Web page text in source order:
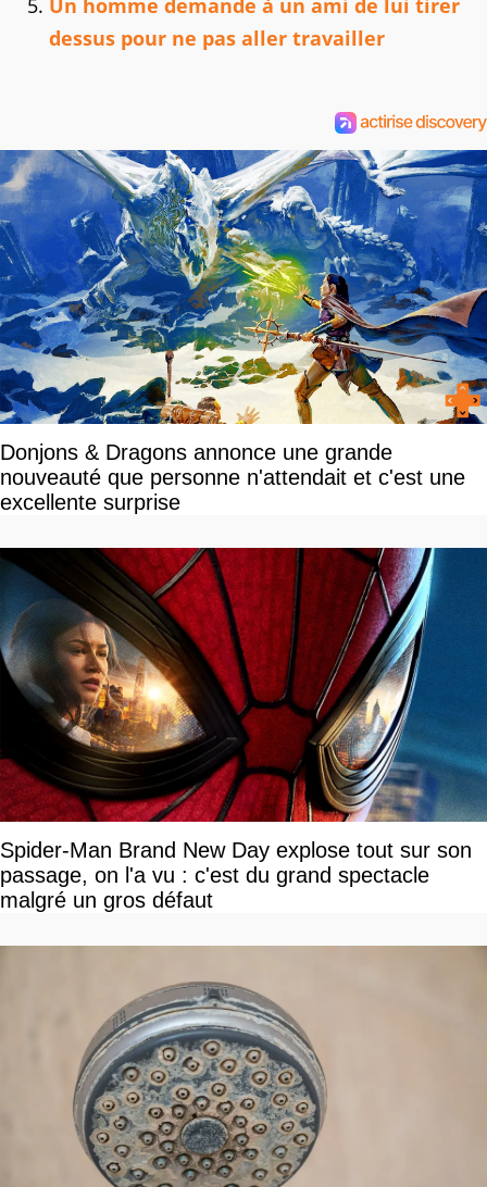
Un homme demande à un ami de lui tirer
dessus pour ne pas aller travailler
Donjons & Dragons annonce une grande
nouveauté que personne n'attendait et c'est une
excellente surprise
Spider-Man Brand New Day explose tout sur son
passage, on l'a vu : c'est du grand spectacle
malgré un gros défaut